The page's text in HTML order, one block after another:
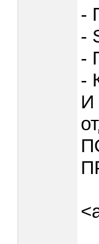
-
-
-
-
И